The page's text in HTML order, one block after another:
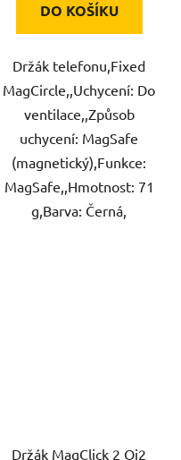
DO KOŠÍKU
Držák telefonu,Fixed
MagCircle,,Uchycení: Do
ventilace,,Způsob
uchycení: MagSafe
(magnetický),Funkce:
MagSafe,,Hmotnost: 71
g,Barva: Černá,
Držák MagClick 2 Qi2